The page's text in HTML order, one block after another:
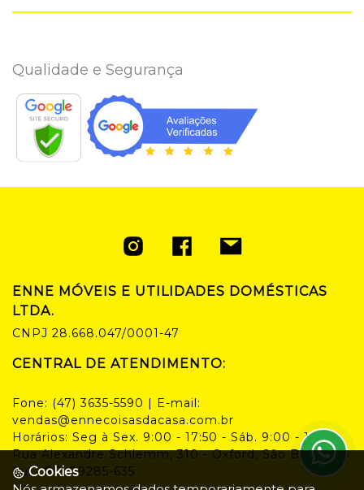
Qualidade e Segurança
ENNE MÓVEIS E UTILIDADES DOMÉSTICAS
LTDA.
CNPJ 28.668.047/0001-47
CENTRAL DE ATENDIMENTO:
Fone: (47) 3635-5590 | E-mail:
vendas@ennecoisasdacasa.com.br
Horários: Seg à Sex. 9:00 - 17:50 - Sáb. 9:00 - 14:00
Rua Alexandre Schlemm, 310 - Oxford, São Bento do
Sul - SC, 89285-635
Cookies